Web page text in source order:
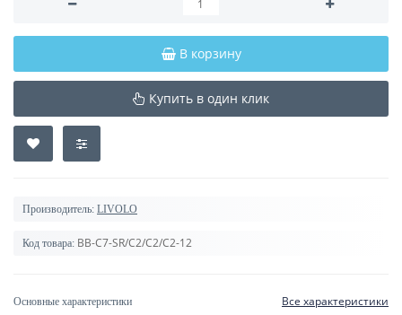
В корзину
Купить в один клик
Производитель: LIVOLO
Код товара: BB-C7-SR/C2/C2/C2-12
Основные характеристики Все характеристики